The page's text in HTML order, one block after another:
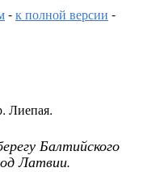
-к полной версии -
Балтийского
Латвии.